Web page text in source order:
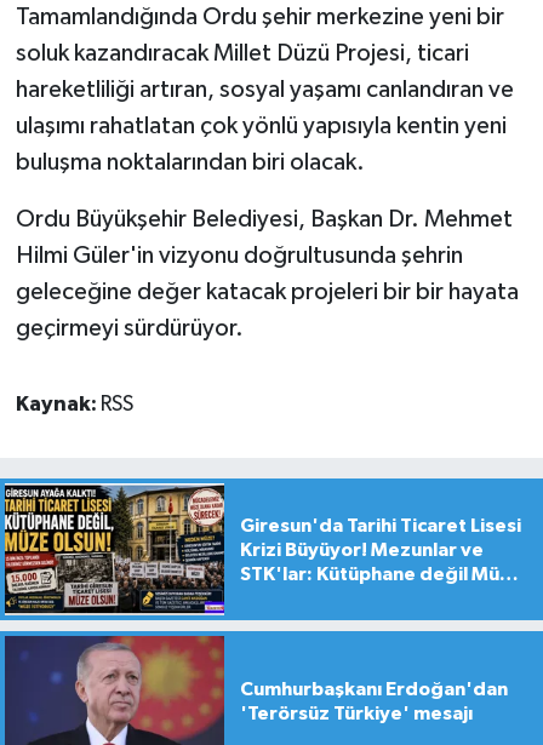
Tamamlandığında Ordu şehir merkezine yeni bir
soluk kazandıracak Millet Düzü Projesi, ticari
hareketliliği artıran, sosyal yaşamı canlandıran ve
ulaşımı rahatlatan çok yönlü yapısıyla kentin yeni
buluşma noktalarından biri olacak.
Ordu Büyükşehir Belediyesi, Başkan Dr. Mehmet
Hilmi Güler'in vizyonu doğrultusunda şehrin
geleceğine değer katacak projeleri bir bir hayata
geçirmeyi sürdürüyor.
Kaynak: RSS
Giresun'da Tarihi Ticaret Lisesi
Krizi Büyüyor! Mezunlar ve
STK'lar: Kütüphane değil Müze
Cumhurbaşkanı Erdoğan'dan
'Terörsüz Türkiye' mesajı